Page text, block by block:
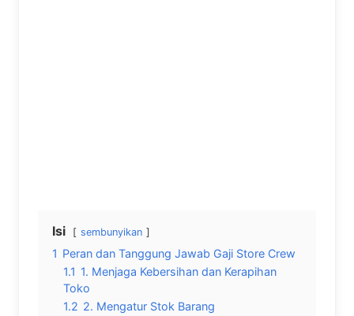
Isi sembunyikan
1 Peran dan Tanggung Jawab Gaji Store Crew
1.1 1. Menjaga Kebersihan dan Kerapihan
Toko
1.2 2. Mengatur Stok Barang